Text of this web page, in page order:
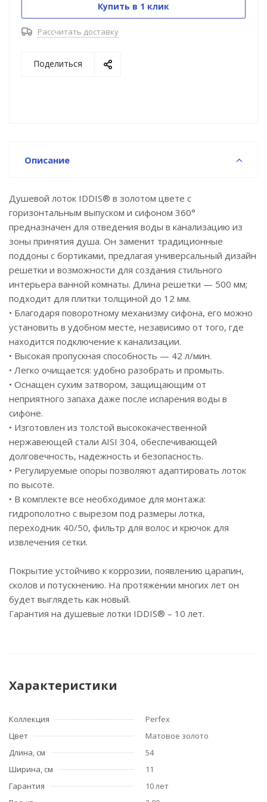
того, где находится подключение к канализации.
• Высокая пропускная способность — 42 л/мин.
• Легко очищается: удобно разобрать и промыть.
неприятного запаха даже после испарения воды в
лоток по высоте.
переходник 40/50, фильтр для волос и крючок для
извлечения сетки.
Покрытие устойчиво к коррозии, появлению
царапин, сколов и потускнению. На протяжении
многих лет он будет выглядеть как новый.
Гарантия на душевые лотки IDDIS® – 10 лет.
Купить в 1 клик
Рассчитать доставку
Поделиться
Описание
Душевой лоток IDDIS® в золотом цвете с
горизонтальным выпуском и сифоном 360°
предназначен для отведения воды в канализацию из
зоны принятия душа. Он заменит традиционные
поддоны с бортиками, предлагая универсальный дизайн
решетки и возможности для создания стильного
интерьера ванной комнаты. Длина решетки — 500 мм;
подходит для плитки толщиной до 12 мм.
• Благодаря поворотному механизму сифона, его можно
установить в удобном месте, независимо от того, где
находится подключение к канализации.
• Высокая пропускная способность — 42 л/мин.
• Легко очищается: удобно разобрать и промыть.
• Оснащен сухим затвором, защищающим от
неприятного запаха даже после испарения воды в
сифоне.
• Изготовлен из толстой высококачественной
нержавеющей стали AISI 304, обеспечивающей
долговечность, надежность и безопасность.
• Регулируемые опоры позволяют адаптировать лоток
по высоте.
• В комплекте все необходимое для монтажа:
гидрополотно с вырезом под размеры лотка,
переходник 40/50, фильтр для волос и крючок для
извлечения сетки.
Покрытие устойчиво к коррозии, появлению царапин,
сколов и потускнению. На протяжении многих лет он
будет выглядеть как новый.
Гарантия на душевые лотки IDDIS® – 10 лет.
Характеристики
Коллекция
Perfex
Цвет
Матовое золото
Длина, см
54
Ширина, см
11
Гарантия
10 лет